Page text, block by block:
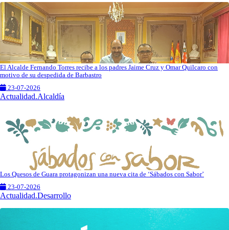
El Alcalde Fernando Torres recibe a los padres Jaime Cruz y Omar Quilcaro con
motivo de su despedida de Barbastro
23-07-2026
Actualidad.Alcaldía
Los Quesos de Guara protagonizan una nueva cita de ‘Sábados con Sabor’
23-07-2026
Actualidad.Desarrollo